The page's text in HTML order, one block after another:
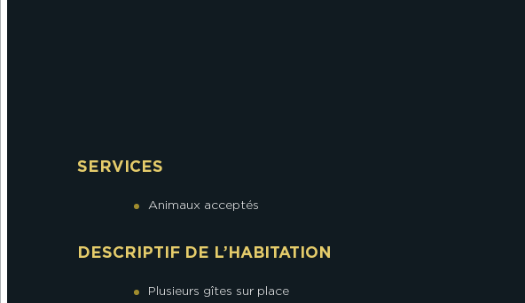
SERVICES
Animaux acceptés
DESCRIPTIF DE L’HABITATION
Plusieurs gîtes sur place